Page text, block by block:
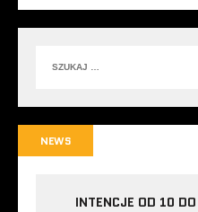
NEWS
INTENCJE OD 10